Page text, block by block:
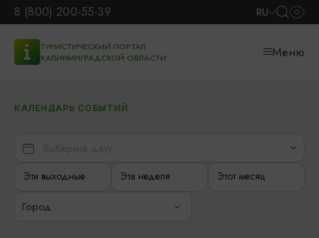
8 (800) 200-55-39 RU
ТУРИСТИЧЕСКИЙ ПОРТАЛ
КАЛИНИНГРАДСКОЙ ОБЛАСТИ
Меню
КАЛЕНДАРЬ СОБЫТИЙ
Эти выходные Эта неделя Этот месяц
Город